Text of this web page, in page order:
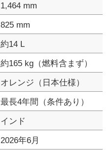
1,464 mm
825 mm
約14 L
約165 kg（燃料含まず）
オレンジ（日本仕様）
最長4年間（条件あり）
インド
2026年6月